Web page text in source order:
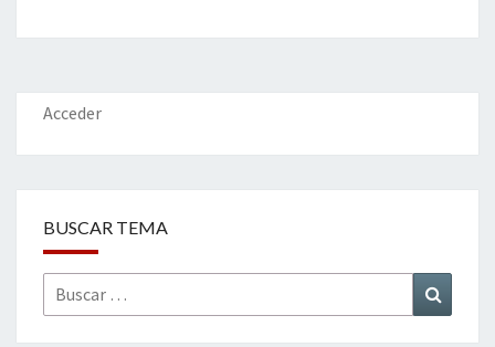
o
o
k
er dI
n
l
p
ar
Acceder
BUSCAR TEMA
Buscar
por: